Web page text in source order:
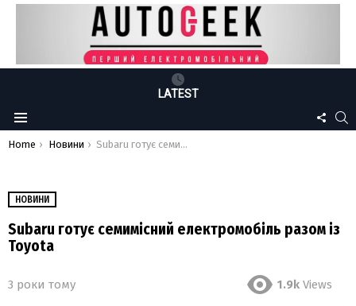
LATEST
Menu
US
You are here:
Home Новини Subaru готує семимісний електромобіль разом із Toyota
НОВИНИ
Subaru готує семимісний електромобіль разом із
Toyota
3 роки тому 1.9k Views